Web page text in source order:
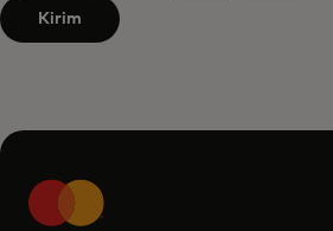
characters.
Kirim